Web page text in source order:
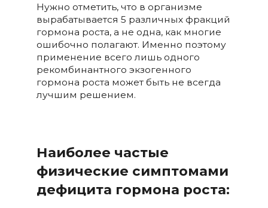
Нужно отметить, что в организме
вырабатывается 5 различных фракций
гормона роста, а не одна, как многие
ошибочно полагают. Именно поэтому
применение всего лишь одного
рекомбинантного экзогенного
гормона роста может быть не всегда
лучшим решением.
Наиболее частые
физические симптомами
дефицита гормона роста: